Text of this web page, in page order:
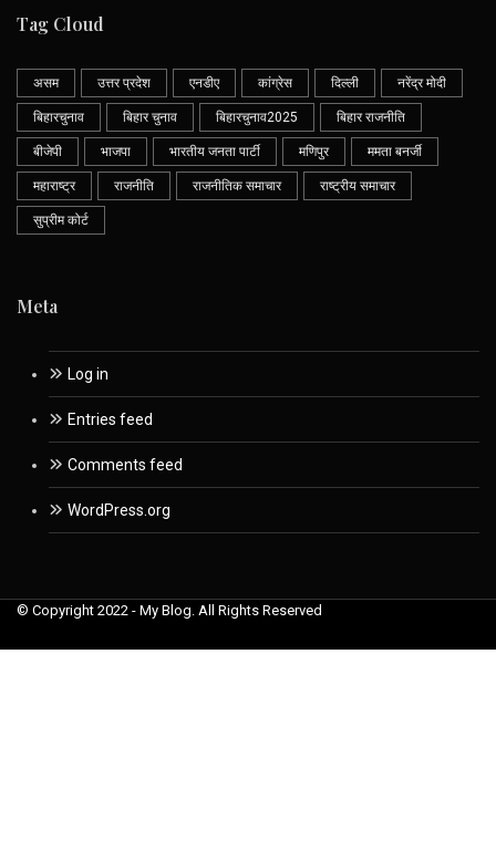
Tag Cloud
असम उत्तर प्रदेश एनडीए कांग्रेस दिल्ली नरेंद्र मोदी
बिहारचुनाव बिहार चुनाव बिहारचुनाव2025 बिहार राजनीति
बीजेपी भाजपा भारतीय जनता पार्टी मणिपुर ममता बनर्जी
महाराष्ट्र राजनीति राजनीतिक समाचार राष्ट्रीय समाचार
सुप्रीम कोर्ट
Meta
Log in
Entries feed
Comments feed
WordPress.org
© Copyright 2022 - My Blog. All Rights Reserved